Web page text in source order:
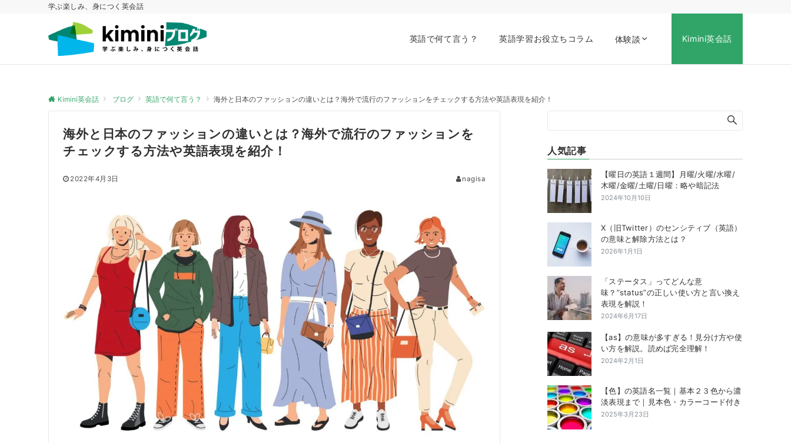
学ぶ楽しみ、身につく英会話
英語で何て言う？ 英語学習お役立ちコラム 体験談 Kimini英会話
Kimini英会話 ブログ 英語で何て言う？ 海外と日本のファッションの違いとは？海外で流行のファッションをチェックする方法や英語表現を紹介！
海外と日本のファッションの違いとは？海外で流行のファッションを
チェックする方法や英語表現を紹介！
2022年4月3日 nagisa
人気記事
【曜日の英語１週間】月曜/火曜/水曜/
木曜/金曜/土曜/日曜：略や暗記法
2024年10月10日
X（旧Twitter）のセンシティブ（英語）
の意味と解除方法とは？
2026年1月1日
「ステータス」ってどんな意
味？”status”の正しい使い方と言い換え
表現を解説！
2024年6月17日
【as】の意味が多すぎる！見分け方や使
い方を解説。読めば完全理解！
2024年2月1日
【色】の英語名一覧｜基本２３色から濃
淡表現まで｜見本色・カラーコード付き
2025年3月23日